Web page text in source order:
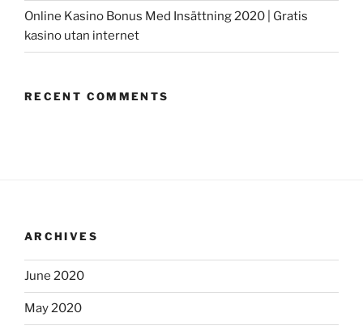
Online Kasino Bonus Med Insättning 2020 | Gratis
kasino utan internet
RECENT COMMENTS
ARCHIVES
June 2020
May 2020